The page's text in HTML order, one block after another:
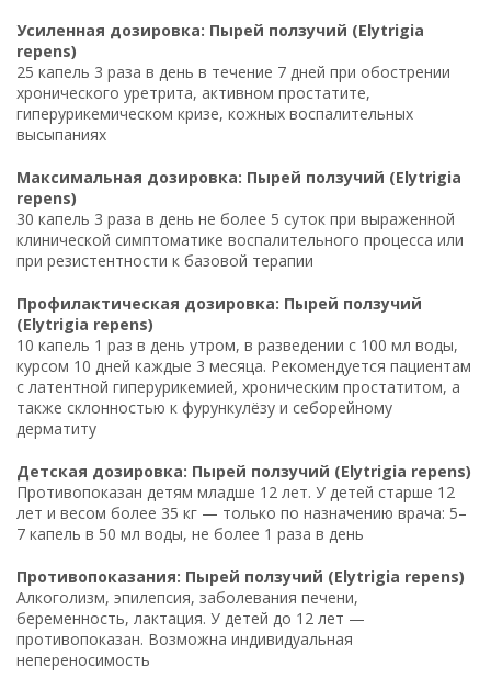
Усиленная дозировка: Пырей ползучий (Elytrigia
repens)
25 капель 3 раза в день в течение 7 дней при обострении
хронического уретрита, активном простатите,
гиперурикемическом кризе, кожных воспалительных
высыпаниях
Максимальная дозировка: Пырей ползучий (Elytrigia
repens)
30 капель 3 раза в день не более 5 суток при выраженной
клинической симптоматике воспалительного процесса или
при резистентности к базовой терапии
Профилактическая дозировка: Пырей ползучий
(Elytrigia repens)
10 капель 1 раз в день утром, в разведении с 100 мл воды,
курсом 10 дней каждые 3 месяца. Рекомендуется пациентам
с латентной гиперурикемией, хроническим простатитом, а
также склонностью к фурункулёзу и себорейному
дерматиту
Детская дозировка: Пырей ползучий (Elytrigia repens)
Противопоказан детям младше 12 лет. У детей старше 12
лет и весом более 35 кг — только по назначению врача: 5–
7 капель в 50 мл воды, не более 1 раза в день
Противопоказания: Пырей ползучий (Elytrigia repens)
Алкоголизм, эпилепсия, заболевания печени,
беременность, лактация. У детей до 12 лет —
противопоказан. Возможна индивидуальная
непереносимость